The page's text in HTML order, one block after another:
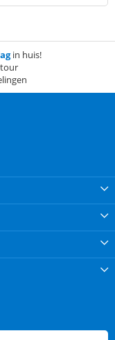
in huis!